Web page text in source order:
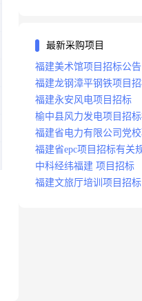
最新采购项目
福建美术馆项目招标公告
福建龙钢漳平钢铁项目
福建永安风电项目招标
榆中县风力发电项目招
福建省电力有限公司党
福建省epc项目招标有关
中科经纬福建 项目招标
福建文旅厅培训项目招标